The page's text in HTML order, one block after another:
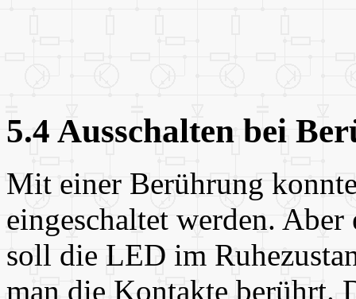
5.4 Ausschalten bei
Mit einer Berührung
eingeschaltet werden.
soll die LED im
man die Kontakte berührt.